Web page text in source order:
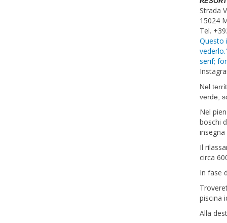
Strada
15024
Tel.
Questo
vederlo.
serif;
Nel
verde,
Nel
boschi
Il
circa
In fase
piscina
Alla